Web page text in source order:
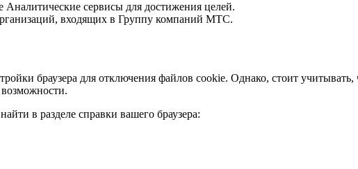
Аналитические сервисы для достижения целей.
входящих в Группу компаний МТС.
браузера для отключения файлов cookie. Однако, стоит
в разделе справки вашего браузера: